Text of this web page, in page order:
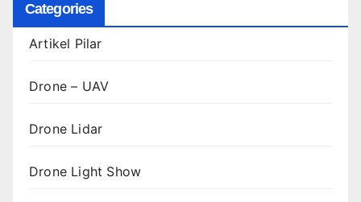
Categories
Artikel Pilar
Drone – UAV
Drone Lidar
Drone Light Show